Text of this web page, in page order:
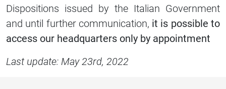
Dispositions issued by the Italian Government
and until further communication, it is possible to
access our headquarters only by appointment
Last update: May 23rd, 2022